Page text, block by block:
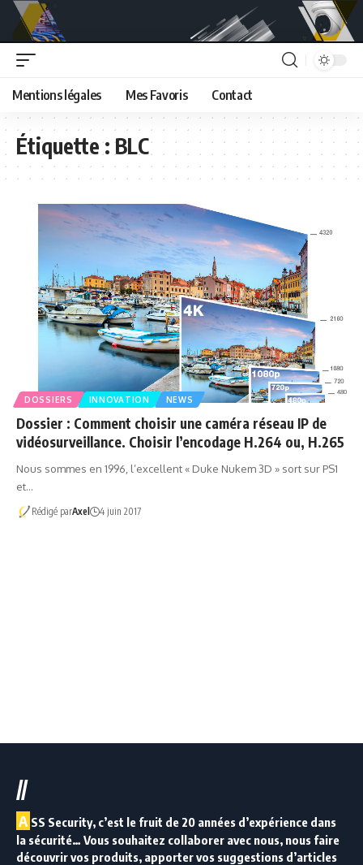
Mentions légales Mes Favoris Contact
Étiquette :BLC
DOSSIERS INNOVATION NEWS
Dossier : Comment choisir une caméra réseau IP de
vidéosurveillance. Choisir l’encodage H.264 ou, H.265
Nous sommes en 1996, l’excellent « Duke Nukem 3D » sort sur PS1
et…
Rédigé parAxel 4 juin 2017
//
A SS Security, c’est le fruit de 20 années d’expérience dans
la sécurité… Vous souhaitez collaborer avec nous, nous faire
découvrir vos produits, apporter vos suggestions d’articles